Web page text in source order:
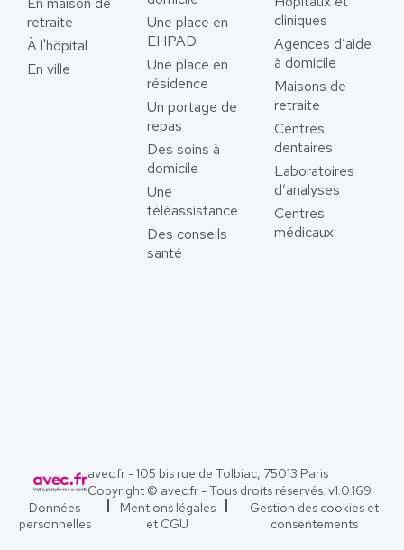
retraite
À l'hôpital
En ville
Une place en
EHPAD
Une place en
résidence
Un portage de
repas
Des soins à
domicile
Une
téléassistance
Des conseils
santé
cliniques
Agences d’aide
à domicile
Maisons de
retraite
Centres
dentaires
Laboratoires
d’analyses
Centres
médicaux
avec.fr - 105 bis rue de Tolbiac, 75013 Paris
Copyright © avec.fr - Tous droits réservés. v1.0.169
Données
personnelles
Mentions légales
et CGU
Gestion des cookies et
consentements